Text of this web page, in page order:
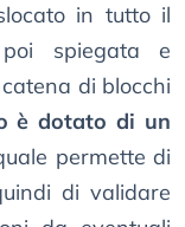
in tutto il
spiegata e
di blocchi
è dotato di un
permette di
di validare